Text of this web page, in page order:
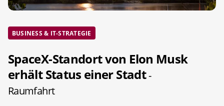
BUSINESS & IT-STRATEGIE
SpaceX-Standort von Elon Musk
erhält Status einer Stadt-
Raumfahrt